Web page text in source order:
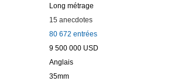
Long métrage
15 anecdotes
80 672 entrées
9 500 000 USD
Anglais
35mm